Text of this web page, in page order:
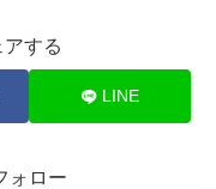
する
LINE
ォロー